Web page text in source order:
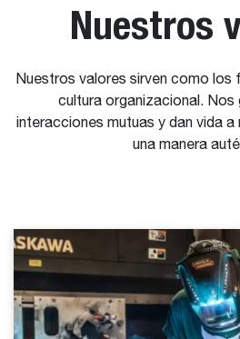
Nuestros
Nuestros valores sirven como los
cultura organizacional. Nos
interacciones mutuas y dan vida a
una manera